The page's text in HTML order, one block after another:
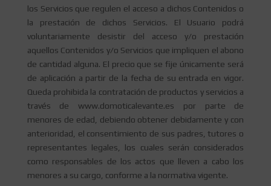
los Servicios que regulen el acceso a dichos Contenidos o
la prestación de dichos Servicios. El Usuario podrá
voluntariamente desistir del acceso y/o prestación
aquellos Contenidos y/o Servicios que impliquen el abono
de cantidad alguna. El precio que se fije únicamente será
de aplicación a partir de la fecha de su entrada en vigor.
Queda prohibida la contratación de productos y servicios a
través de www.domoticalevante.es por parte de
menores de edad, debiendo obtener debidamente y con
anterioridad, el consentimiento de sus padres, tutores o
representantes legales, los cuales serán considerados
como responsables de los actos que lleven a cabo los
menores a su cargo, conforme a la normativa vigente.